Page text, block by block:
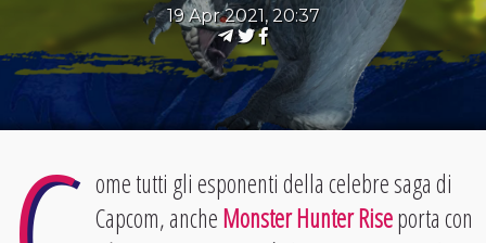
19 Apr 2021, 20:37
ome tutti gli esponenti della celebre saga di
Capcom, ancheMonster Hunter Riseporta con